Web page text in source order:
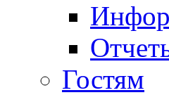
Гостям